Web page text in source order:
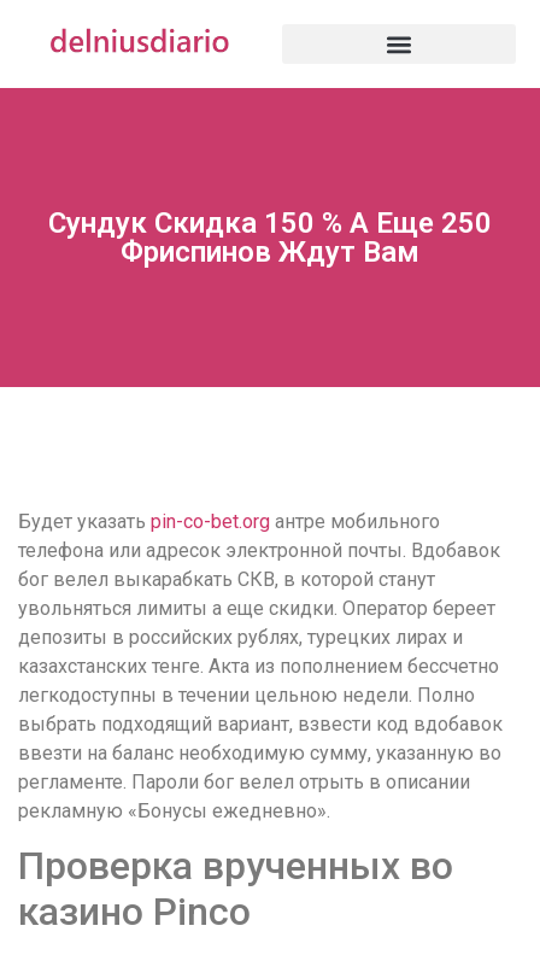
Сундук Скидка 150 % А Еще 250
Фриспинов Ждут Вам
Будет указать pin-co-bet.org антре мобильного
телефона или адресок электронной почты. Вдобавок
бог велел выкарабкать СКВ, в которой станут
увольняться лимиты а еще скидки. Оператор береет
депозиты в российских рублях, турецких лирах и
казахстанских тенге. Акта из пополнением бессчетно
легкодоступны в течении цельною недели. Полно
выбрать подходящий вариант, взвести код вдобавок
ввезти на баланс необходимую сумму, указанную во
регламенте. Пароли бог велел отрыть в описании
рекламную «Бонусы ежедневно».
Проверка врученных во
казино Pinco